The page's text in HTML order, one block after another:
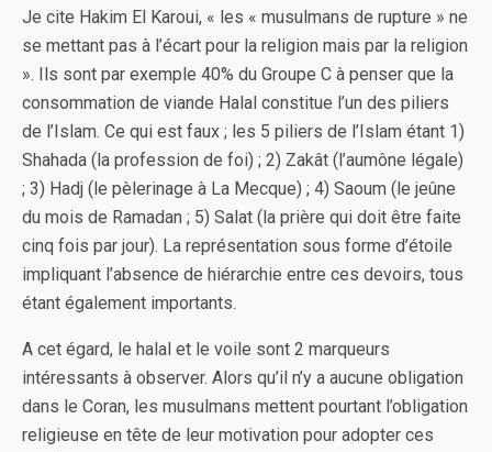
Je cite Hakim El Karoui, « les « musulmans de rupture » ne
se mettant pas à l’écart pour la religion mais par la religion
». Ils sont par exemple 40% du Groupe C à penser que la
consommation de viande Halal constitue l’un des piliers
de l’Islam. Ce qui est faux ; les 5 piliers de l’Islam étant 1)
Shahada (la profession de foi) ; 2) Zakât (l’aumône légale)
; 3) Hadj (le pèlerinage à La Mecque) ; 4) Saoum (le jeûne
du mois de Ramadan ; 5) Salat (la prière qui doit être faite
cinq fois par jour). La représentation sous forme d’étoile
impliquant l’absence de hiérarchie entre ces devoirs, tous
étant également importants.
A cet égard, le halal et le voile sont 2 marqueurs
intéressants à observer. Alors qu’il n’y a aucune obligation
dans le Coran, les musulmans mettent pourtant l’obligation
religieuse en tête de leur motivation pour adopter ces